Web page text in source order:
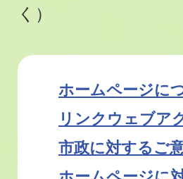
く）
ホームページに
リンク ウェブア
市政に対するご